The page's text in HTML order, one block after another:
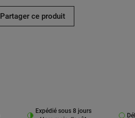
Partager ce produit
Expédié sous 8 jours